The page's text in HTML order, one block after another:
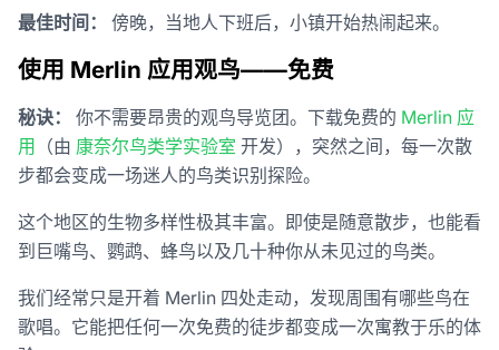
最佳时间： 傍晚，当地人下班后，小镇开始热闹起来。
使用 Merlin 应用观鸟——免费
秘诀： 你不需要昂贵的观鸟导览团。下载免费的 Merlin 应
用
（由 康奈尔鸟类学实验室 开发），突然之间，每一次散
步都会变成一场迷人的鸟类识别探险。
这个地区的生物多样性极其丰富。即使是随意散步，也能看
到巨嘴鸟、鹦鹉、蜂鸟以及几十种你从未见过的鸟类。
我们经常只是开着 Merlin 四处走动，发现周围有哪些鸟在
歌唱。它能把任何一次免费的徒步都变成一次寓教于乐的体